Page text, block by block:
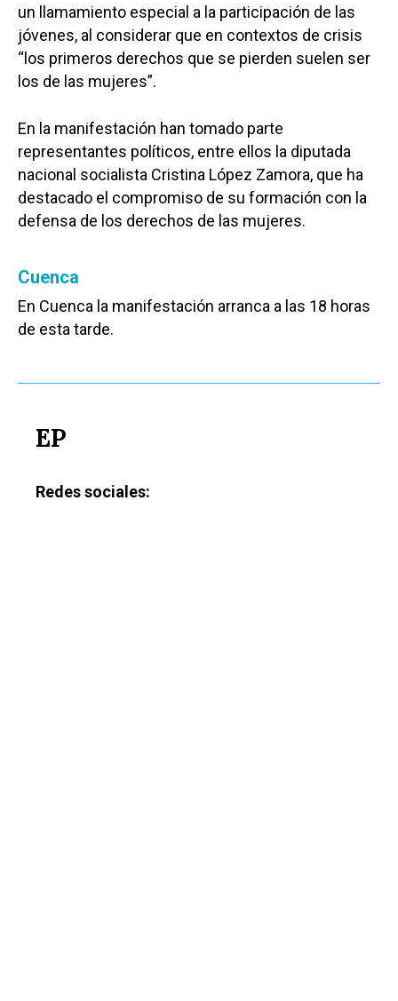
un llamamiento especial a la participación de las
jóvenes, al considerar que en contextos de crisis
“los primeros derechos que se pierden suelen ser
los de las mujeres”.
En la manifestación han tomado parte
representantes políticos, entre ellos la diputada
nacional socialista Cristina López Zamora, que ha
destacado el compromiso de su formación con la
defensa de los derechos de las mujeres.
Cuenca
En Cuenca la manifestación arranca a las 18 horas
de esta tarde.
EP
Redes sociales: